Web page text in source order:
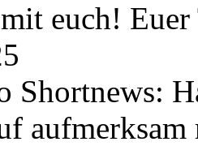
euch! Euer
Shortnews:
aufmerksam